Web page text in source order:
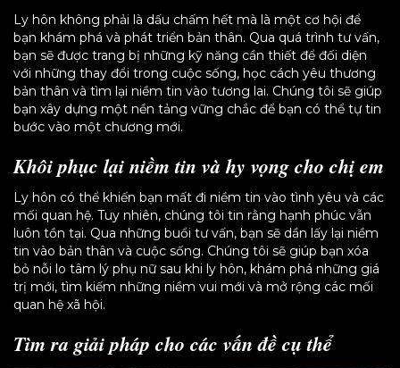
Ly hôn không phải là dấu chấm hết mà là một cơ hội để
bạn khám phá và phát triển bản thân. Qua quá trình tư vấn,
bạn sẽ được trang bị những kỹ năng cần thiết để đối diện
với những thay đổi trong cuộc sống, học cách yêu thương
bản thân và tìm lại niềm tin vào tương lai. Chúng tôi sẽ giúp
bạn xây dựng một nền tảng vững chắc để bạn có thể tự tin
bước vào một chương mới.
Khôi phục lại niềm tin và hy vọng cho chị em
Ly hôn có thể khiến bạn mất đi niềm tin vào tình yêu và các
mối quan hệ. Tuy nhiên, chúng tôi tin rằng hạnh phúc vẫn
luôn tồn tại. Qua những buổi tư vấn, bạn sẽ dần lấy lại niềm
tin vào bản thân và cuộc sống. Chúng tôi sẽ giúp bạn xóa
bỏ nỗi lo tâm lý phụ nữ sau khi ly hôn, khám phá những giá
trị mới, tìm kiếm những niềm vui mới và mở rộng các mối
quan hệ xã hội.
Tìm ra giải pháp cho các vấn đề cụ thể